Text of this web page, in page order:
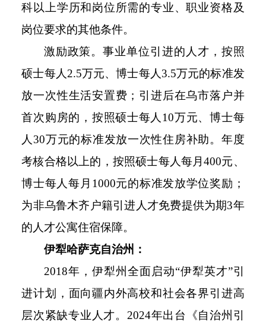
科以上学历和岗位所需的专业、职业资格及
岗位要求的其他条件。
激励政策。事业单位引进的人才，按照
硕士每人2.5万元、博士每人3.5万元的标准发
放一次性生活安置费；引进后在乌市落户并
首次购房的，按照硕士每人10万元、博士每
人30万元的标准发放一次性住房补助。年度
考核合格以上的，按照硕士每人每月400元、
博士每人每月1000元的标准发放学位奖励；
为非乌鲁木齐户籍引进人才免费提供为期3年
的人才公寓住宿保障。
伊犁哈萨克自治州：
2018年，伊犁州全面启动“伊犁英才”引
进计划，面向疆内外高校和社会各界引进高
层次紧缺专业人才。2024年出台《自治州引